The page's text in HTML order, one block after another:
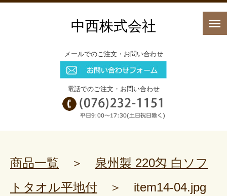
中西株式会社
メールでのご注文・お問い合わせ
電話でのご注文・お問い合わせ
商品一覧 ＞ 泉州製 220匁 白ソフ
トタオル平地付 ＞ item14-04.jpg